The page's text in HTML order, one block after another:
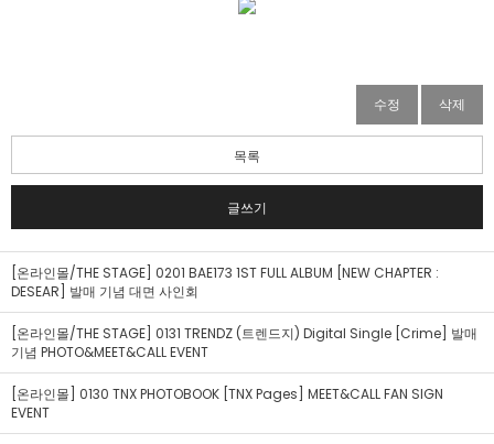
수정 삭제
목록
글쓰기
[온라인몰/THE STAGE] 0201 BAE173 1ST FULL ALBUM [NEW CHAPTER :
DESEAR] 발매 기념 대면 사인회
[온라인몰/THE STAGE] 0131 TRENDZ (트렌드지) Digital Single [Crime] 발매
기념 PHOTO&MEET&CALL EVENT
[온라인몰] 0130 TNX PHOTOBOOK [TNX Pages] MEET&CALL FAN SIGN
EVENT